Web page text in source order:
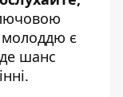
молоддю є
шанс